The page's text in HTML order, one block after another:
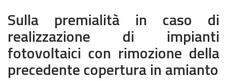
Sulla premialità in caso di
realizzazione di impianti
fotovoltaici con rimozione della
precedente copertura in amianto